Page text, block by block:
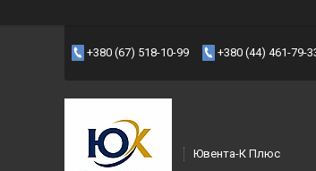
+380 (67) 518-10-99 +380 (44) 461-79-
Ювента-К Плюс